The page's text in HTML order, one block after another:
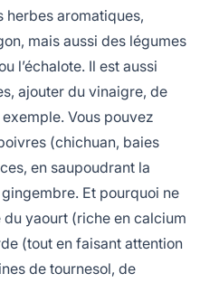
herbes aromatiques,
mais aussi des légumes
l’échalote. Il est aussi
ajouter du vinaigre, de
Vous pouvez
(chichuan, baies
en saupoudrant la
Et pourquoi ne
yaourt (riche en calcium
(tout en faisant attention
de tournesol, de